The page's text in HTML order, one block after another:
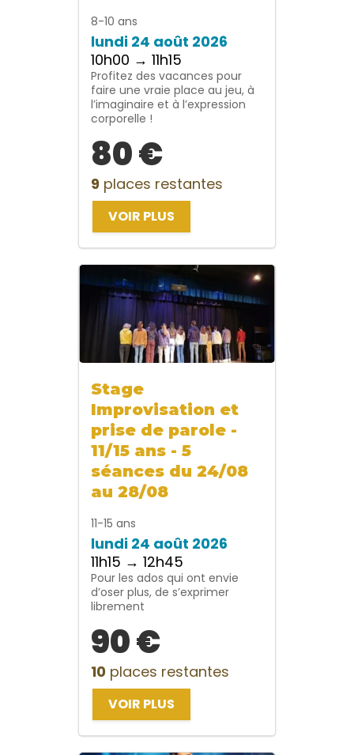
8-10 ans
lundi 24 août 2026
10h00 → 11h15
Profitez des vacances pour
faire une vraie place au jeu, à
l’imaginaire et à l’expression
corporelle !
80 €
9 places restantes
VOIR PLUS
Stage
Improvisation et
prise de parole -
11/15 ans - 5
séances du 24/08
au 28/08
11-15 ans
lundi 24 août 2026
11h15 → 12h45
Pour les ados qui ont envie
d’oser plus, de s’exprimer
librement
90 €
10 places restantes
VOIR PLUS